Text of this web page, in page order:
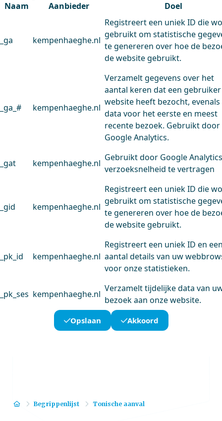
Naam
Aanbieder Doel
_ga kempenhaeghe.nl
Registreert een uniek ID die
gebruikt om statistische
te genereren over hoe de
de website gebruikt.
_ga_# kempenhaeghe.nl
Verzamelt gegevens over het
aantal keren dat een
website heeft bezocht, evenals
data voor het eerste en meest
recente bezoek. Gebruikt door
Google Analytics.
_gat kempenhaeghe.nl
Gebruikt door Google
verzoeksnelheid te vertragen
_gid kempenhaeghe.nl
Registreert een uniek ID die
gebruikt om statistische
te genereren over hoe de
de website gebruikt.
_pk_id kempenhaeghe.nl
Registreert een uniek ID en
aantal details van uw
voor onze statistieken.
_pk_ses kempenhaeghe.nl
Verzamelt tijdelijke data van
bezoek aan onze website.
Opslaan Akkoord
HomeBegrippenlijst Tonische aanval